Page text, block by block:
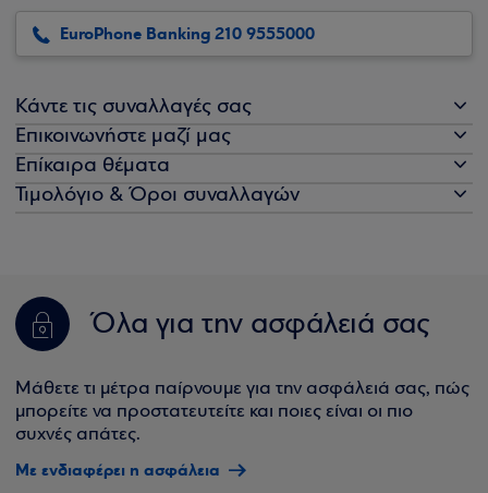
EuroPhone Banking 210 9555000
Κάντε τις συναλλαγές σας
Επικοινωνήστε μαζί μας
Επίκαιρα θέματα
Τιμολόγιο & Όροι συναλλαγών
Όλα για την ασφάλειά σας
Μάθετε τι μέτρα παίρνουμε για την ασφάλειά σας, πώς
μπορείτε να προστατευτείτε και ποιες είναι οι πιο
συχνές απάτες.
Με ενδιαφέρει η ασφάλεια